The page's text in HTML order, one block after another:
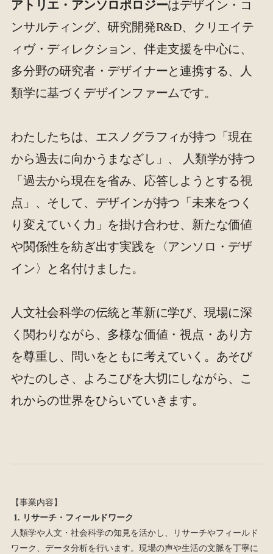
アトリエ・アンソロポロジーはデザイン・コ
ンサルティング、研究開発R&D、クリエイテ
ィヴ・ディレクション、伴走支援を中心に、
多分野の研究者・デザイナーと連携する、人
類学に基づくデザインファームです。
わたしたちは、エスノグラフィが持つ「現在
から過去に向かうまなざし」、 人類学が持つ
「過去から現在を省み、応答しようとする視
点」、そして、デザインが持つ「未来をつく
り変えていく力」を掛け合わせ、新たな価値
や関係性を紡ぎ出す実践を〈アンソロ・デザ
イン〉と名付けました。
人文社会科学の伝統と革新に学び、現場に深
く関わりながら、多様な価値・視点・あり方
を尊重し、問いをともに考えていく。あそび
やたのしさ、よろこびを大切にしながら、こ
れからの世界をひらいていきます。
【事業内容】
1. リサーチ・フィールドワーク
人類学や人文・社会科学の知見を活かし、リサーチやフィールド
ワーク、データ分析を行います。現場の声や生活の文脈を丁寧に